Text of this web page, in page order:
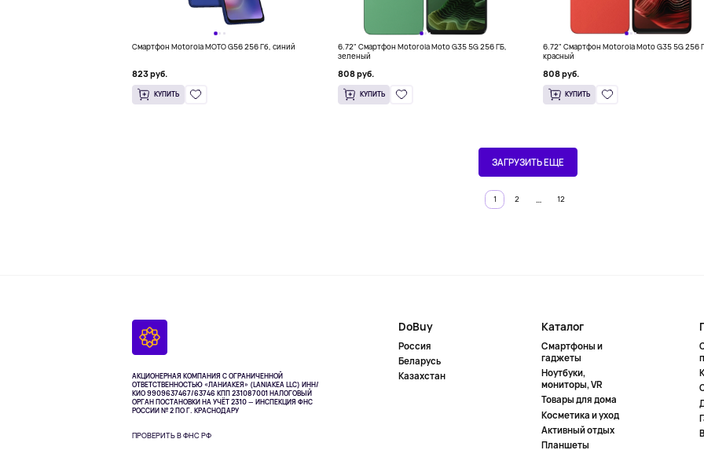
Смартфон Motorola MOTO G56 256 Гб, синий
823 руб.
КУПИТЬ
6.72" Смартфон Motorola Moto G35 5G 256 ГБ,
зеленый
808 руб.
КУПИТЬ
6.72" Смартфон Motorola Moto G35 5G 256
красный
808 руб.
КУПИТЬ
ЗАГРУЗИТЬ ЕЩЕ
1 2 … 12
АКЦИОНЕРНАЯ КОМПАНИЯ С ОГРАНИЧЕННОЙ
ОТВЕТСТВЕННОСТЬЮ «ЛАНИАКЕЯ» (LANIAKEA LLC) ИНН/
КИО 9909637467/63746 КПП 231087001НАЛОГОВЫЙ
ОРГАН ПОСТАНОВКИ НА УЧЁТ 2310 — ИНСПЕКЦИЯ ФНС
РОССИИ № 2 ПО Г. КРАСНОДАРУ
ПРОВЕРИТЬ В ФНС РФ
DoBuy
Россия
Беларусь
Казахстан
Каталог
Смартфоны и
гаджеты
Ноутбуки,
мониторы, VR
Товары для дома
Косметика и уход
Активный отдых
Планшеты